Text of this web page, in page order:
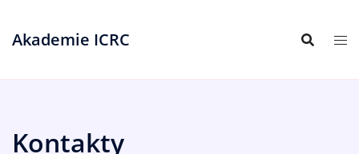
Akademie ICRC
Kontakty